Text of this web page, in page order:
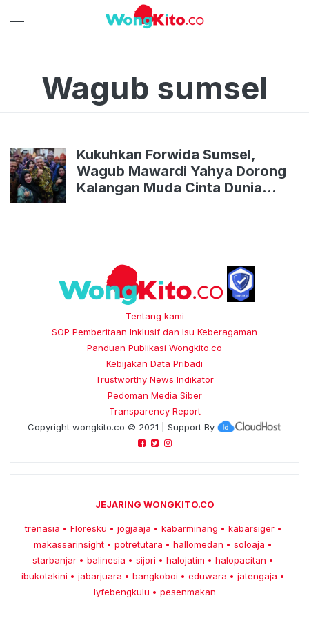
Wagub sumsel
Kukuhkan Forwida Sumsel,
Wagub Mawardi Yahya Dorong
Kalangan Muda Cinta Dunia
Tentang kami
SOP Pemberitaan Inklusif dan Isu Keberagaman
Panduan Publikasi Wongkito.co
Kebijakan Data Pribadi
Trustworthy News Indikator
Pedoman Media Siber
Transparency Report
Copyright wongkito.co © 2021 | Support By
JEJARING WONGKITO.CO
trenasia • Floresku • jogjaaja • kabarminang • kabarsiger •
makassarinsight • potretutara • hallomedan • soloaja •
starbanjar • balinesia • sijori • halojatim • halopacitan •
ibukotakini • jabarjuara • bangkoboi • eduwara • jatengaja •
lyfebengkulu • pesenmakan